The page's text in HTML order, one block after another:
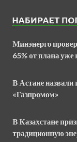
НАБИРАЕТ
Минэнерго
65% от плана
В Астане назвали
«Газпромом»
В Казахстане
традиционную